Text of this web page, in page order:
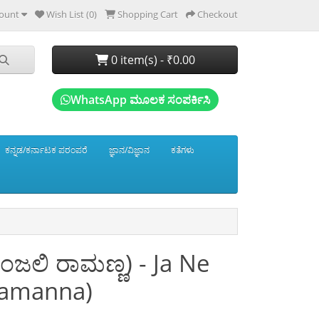
Wish List (0) Shopping Cart Checkout
0 item(s) - ₹0.00
WhatsApp ಮೂಲಕ ಸಂಪರ್ಕಿಸಿ
ಕನ್ನಡ/ಕರ್ನಾಟಕ ಪರಂಪರೆ ಜ್ಞಾನ/ವಿಜ್ಞಾನ ಕತೆಗಳು
ರಾಮಣ್ಣ) - Ja Ne